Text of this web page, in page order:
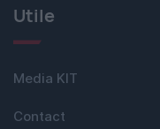
Utile
Media KIT
Contact